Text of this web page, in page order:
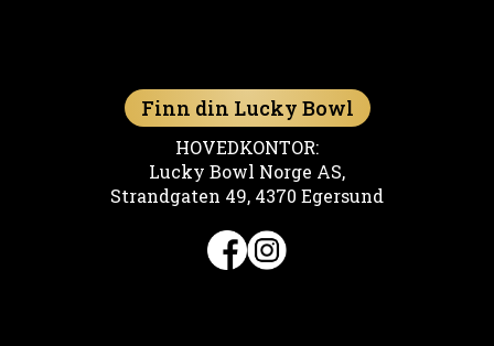
Finn din Lucky Bowl
HOVEDKONTOR:
Lucky Bowl Norge AS,
Strandgaten 49, 4370 Egersund